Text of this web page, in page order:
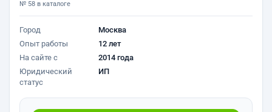
№ 58 в каталоге
Город
Москва
Опыт работы
12 лет
На сайте с
2014 года
Юридический
статус
ИП